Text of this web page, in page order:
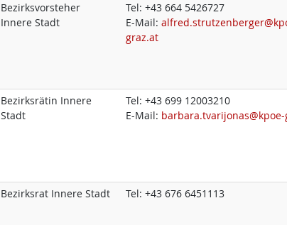
Bezirksvorsteher
Innere Stadt
Tel:+43 664 5426727
E-Mail:
graz.at
Bezirksrätin Innere
Stadt
Tel:+43 699 12003210
E-Mail:
Bezirksrat Innere Stadt Tel:+43 676 6451113